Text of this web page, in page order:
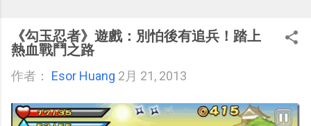
《勾玉忍者》遊戲：別怕後有追兵！踏上
熱血戰鬥之路
作者： Esor Huang 2月 21, 2013